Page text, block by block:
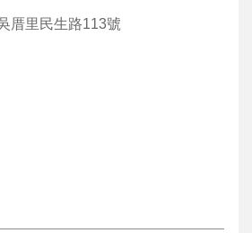
厝里民生路113號